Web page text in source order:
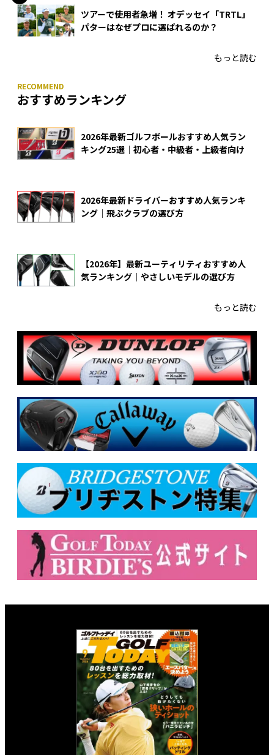
ツアーで使用者急増！ オデッセイ「TRTL」
パターはなぜプロに選ばれるのか？
もっと読む
おすすめランキング
2026年最新ゴルフボールおすすめ人気ラン
キング25選｜初心者・中級者・上級者向け
2026年最新ドライバーおすすめ人気ランキ
ング｜飛ぶクラブの選び方
【2026年】最新ユーティリティおすすめ人
気ランキング｜やさしいモデルの選び方
もっと読む